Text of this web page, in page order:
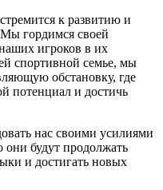
к развитию и
гордимся своей
игроков в их
спортивной семье, мы
обстановку, где
потенциал и достичь
нас своими усилиями
будут продолжать
и достигать новых